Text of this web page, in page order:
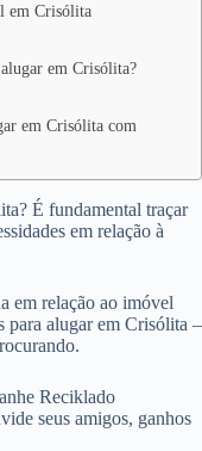
em Crisólita
em Crisólita?
em Crisólita com
É fundamental traçar
em relação à
em relação ao imóvel
para alugar em Crisólita –
Reciklado
seus amigos, ganhos